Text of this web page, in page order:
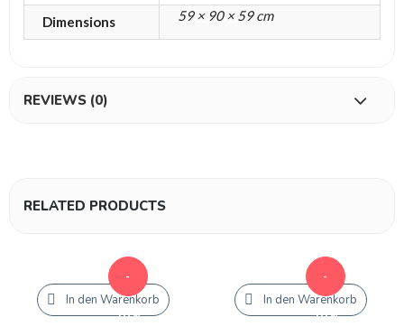
Dimensions 59 × 90 × 59 cm
REVIEWS (0)
RELATED PRODUCTS
-
10%
In den Warenkorb
-
10%
In den Warenkorb